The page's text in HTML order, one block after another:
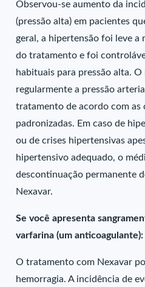
Observou-se aumento da
(pressão alta) em pacientes
geral, a hipertensão foi leve a
do tratamento e foi
habituais para pressão alta.
regularmente a pressão
tratamento de acordo com as
padronizadas. Em caso de
ou de crises hipertensivas
hipertensivo adequado, o
descontinuação permanente
Nexavar.
Se você apresenta
varfarina (um anticoagulante):
O tratamento com Nexavar
hemorragia. A incidência de